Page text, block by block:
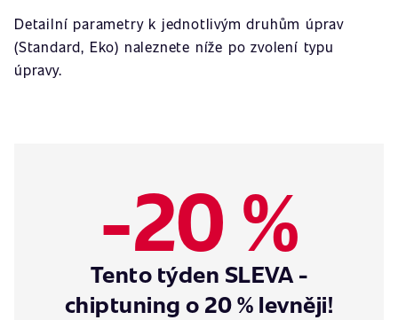
Detailní parametry k jednotlivým druhům úprav
(Standard, Eko) naleznete níže po zvolení typu
úpravy.
-20 %
Tento týden SLEVA -
chiptuning o 20 % levněji!